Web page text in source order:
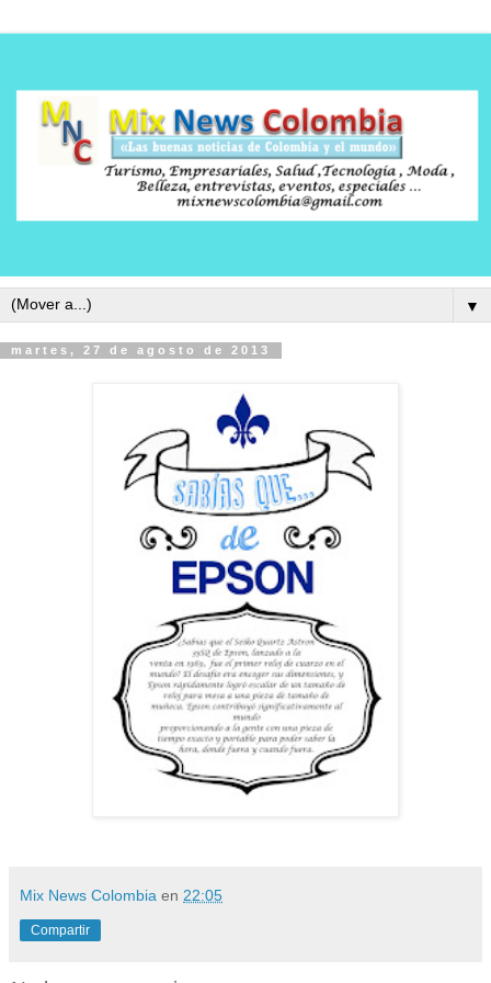
▼
martes, 27 de agosto de 2013
Mix News Colombia en 22:05
Compartir